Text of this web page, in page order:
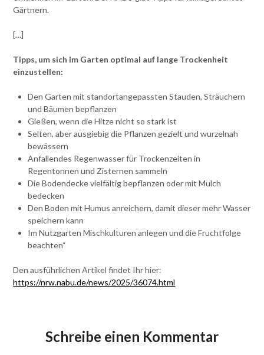
Gärtnern.
[…]
Tipps, um sich im Garten optimal auf lange Trockenheit
einzustellen:
Den Garten mit standortangepassten Stauden, Sträuchern
und Bäumen bepflanzen
Gießen, wenn die Hitze nicht so stark ist
Selten, aber ausgiebig die Pflanzen gezielt und wurzelnah
bewässern
Anfallendes Regenwasser für Trockenzeiten in
Regentonnen und Zisternen sammeln
Die Bodendecke vielfältig bepflanzen oder mit Mulch
bedecken
Den Boden mit Humus anreichern, damit dieser mehr Wasser
speichern kann
Im Nutzgarten Mischkulturen anlegen und die Fruchtfolge
beachten“
Den ausführlichen Artikel findet Ihr hier:
https://nrw.nabu.de/news/2025/36074.html
Schreibe einen Kommentar